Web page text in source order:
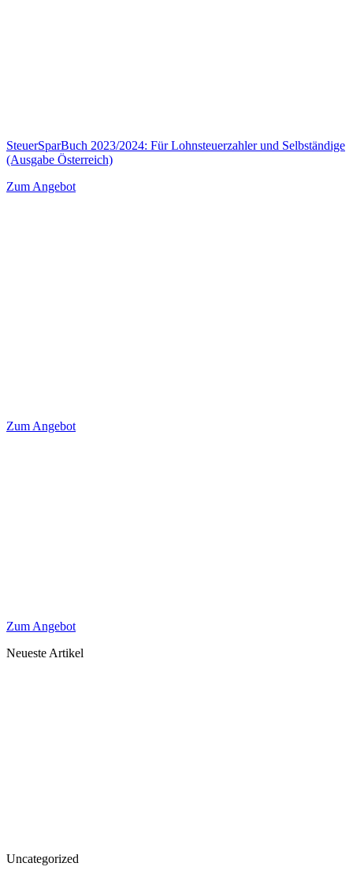
SteuerSparBuch 2023/2024: Für Lohnsteuerzahler und Selbständige
(Ausgabe Österreich)
Zum Angebot
Zum Angebot
Zum Angebot
Neueste Artikel
Uncategorized